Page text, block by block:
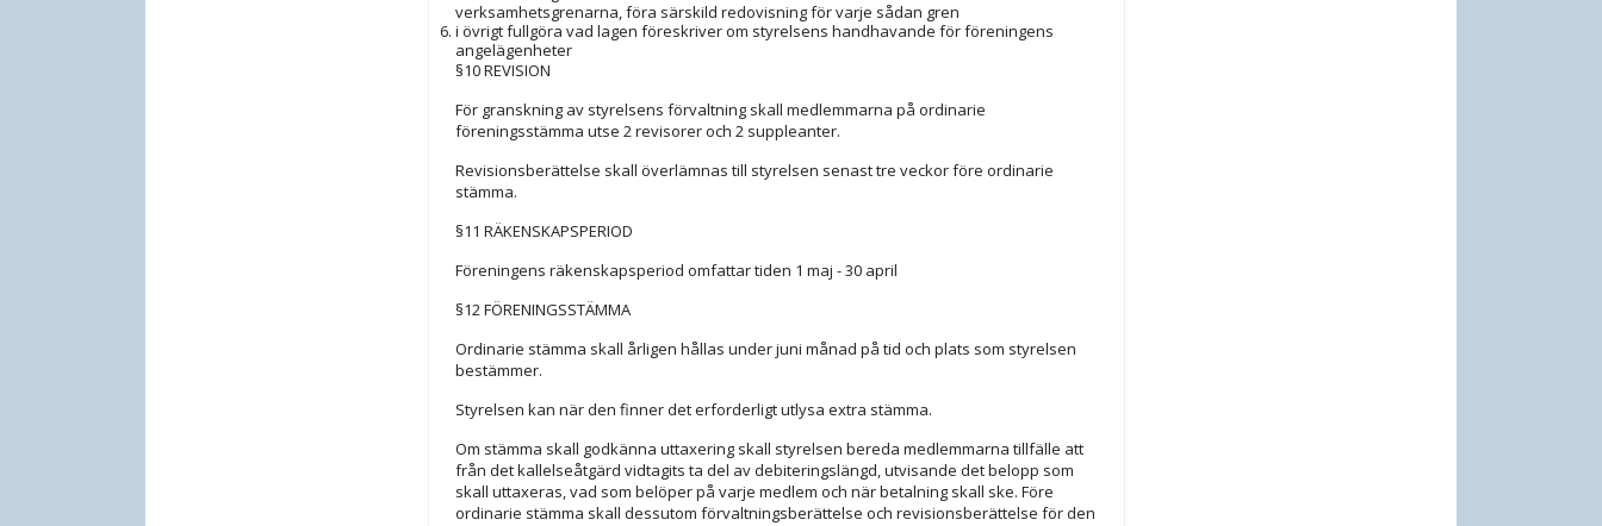
verksamhetsgrenarna, föra särskild redovisning för varje sådan gren
i övrigt fullgöra vad lagen föreskriver om styrelsens handhavande för föreningens
angelägenheter
§10 REVISION
För granskning av styrelsens förvaltning skall medlemmarna på ordinarie
föreningsstämma utse 2 revisorer och 2 suppleanter.
Revisionsberättelse skall överlämnas till styrelsen senast tre veckor före ordinarie
stämma.
§11 RÄKENSKAPSPERIOD
Föreningens räkenskapsperiod omfattar tiden 1 maj - 30 april
§12 FÖRENINGSSTÄMMA
Ordinarie stämma skall årligen hållas under juni månad på tid och plats som styrelsen
bestämmer.
Styrelsen kan när den finner det erforderligt utlysa extra stämma.
Om stämma skall godkänna uttaxering skall styrelsen bereda medlemmarna tillfälle att
från det kallelseåtgärd vidtagits ta del av debiteringslängd, utvisande det belopp som
skall uttaxeras, vad som belöper på varje medlem och när betalning skall ske. Före
ordinarie stämma skall dessutom förvaltningsberättelse och revisionsberättelse för den